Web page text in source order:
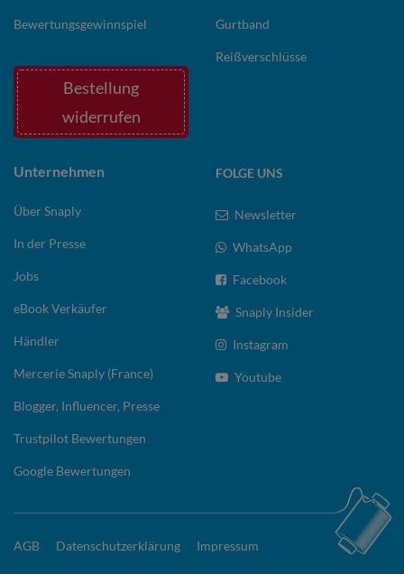
Bewertungsgewinnspiel
Bestellung
widerrufen
Gurtband
Reißverschlüsse
Unternehmen
Über Snaply
In der Presse
Jobs
eBook Verkäufer
Händler
Mercerie Snaply (France)
Blogger, Influencer, Presse
Trustpilot Bewertungen
Google Bewertungen
FOLGE UNS
Newsletter
WhatsApp
Facebook
Snaply Insider
Instagram
Youtube
AGB Datenschutzerklärung Impressum